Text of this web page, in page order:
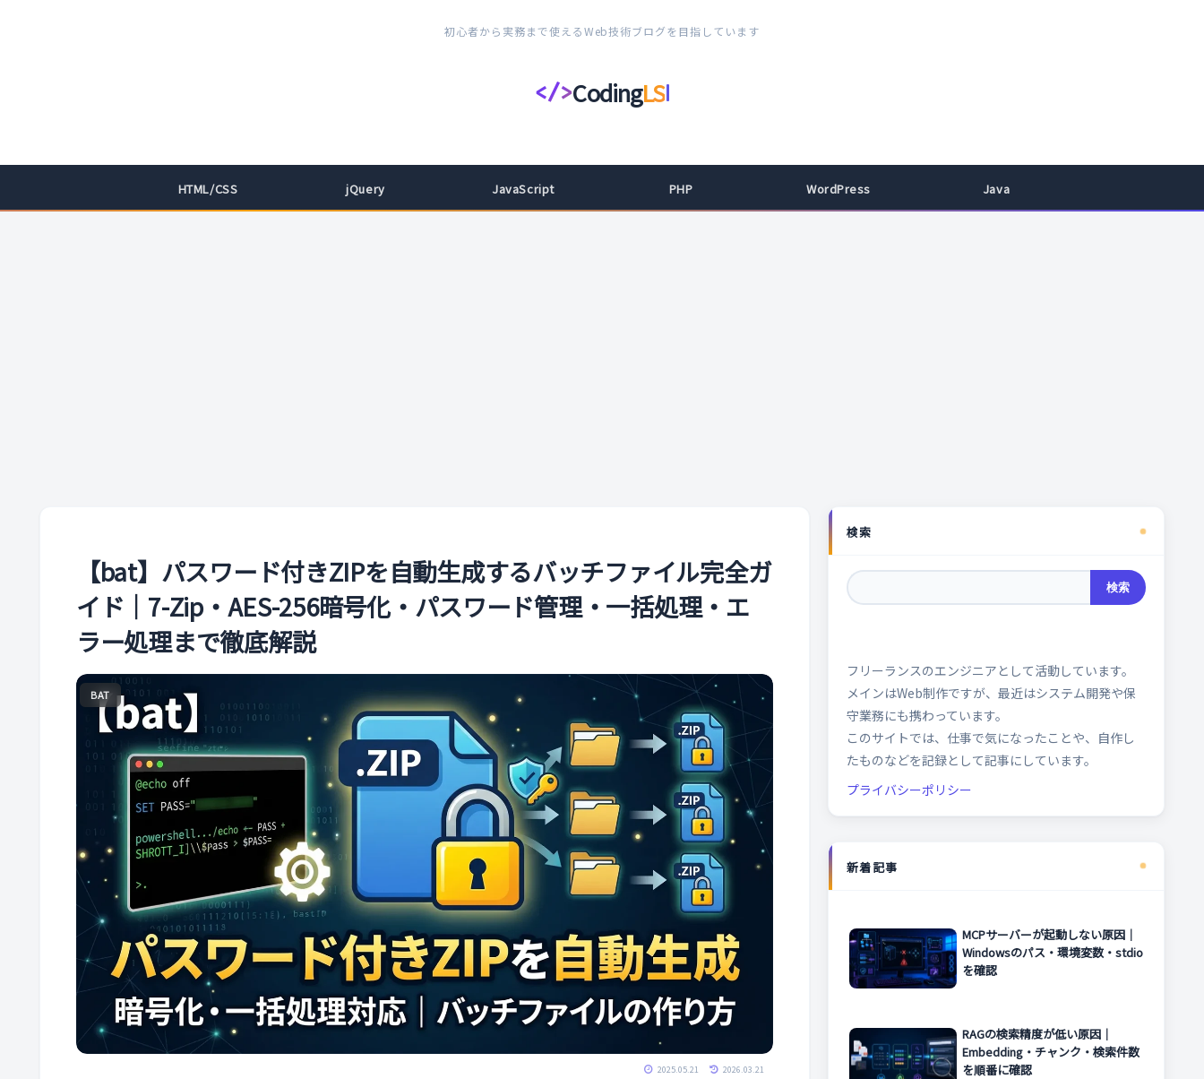
初心者から実務まで使えるWeb技術ブログを目指しています
</>CodingLS
コ
ィ
HTML/CSS jQuery JavaScript PHP WordPress Java
【bat】パスワード付きZIPを自動生成するバッチファイル完全ガ
イド｜7-Zip・AES-256暗号化・パスワード管理・一括処理・エ
ラー処理まで徹底解説
BAT
2025.05.21 2026.03.21
検索
検索
フリーランスのエンジニアとして活動しています。
メインはWeb制作ですが、最近はシステム開発や保
守業務にも携わっています。
このサイトでは、仕事で気になったことや、自作し
たものなどを記録として記事にしています。
プライバシーポリシー
新着記事
MCPサーバーが起動しない原因｜
Windowsのパス・環境変数・stdio
を確認
RAGの検索精度が低い原因｜
Embedding・チャンク・検索件数
を順番に確認